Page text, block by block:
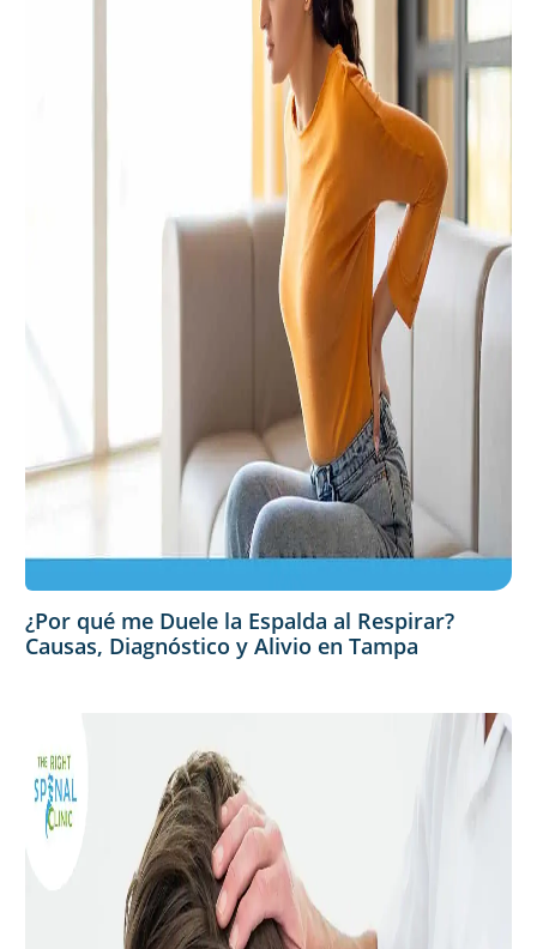
¿Por qué me Duele la Espalda al Respirar?
Causas, Diagnóstico y Alivio en Tampa